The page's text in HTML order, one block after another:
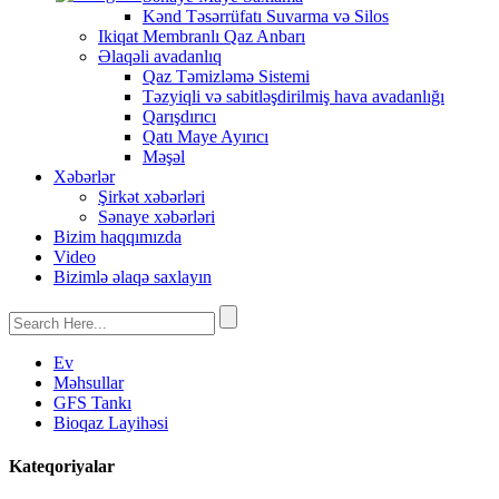
Kənd Təsərrüfatı Suvarma və Silos
Ikiqat Membranlı Qaz Anbarı
Əlaqəli avadanlıq
Qaz Təmizləmə Sistemi
Təzyiqli və sabitləşdirilmiş hava avadanlığı
Qarışdırıcı
Qatı Maye Ayırıcı
Məşəl
Xəbərlər
Şirkət xəbərləri
Sənaye xəbərləri
Bizim haqqımızda
Video
Bizimlə əlaqə saxlayın
Ev
Məhsullar
GFS Tankı
Bioqaz Layihəsi
Kateqoriyalar